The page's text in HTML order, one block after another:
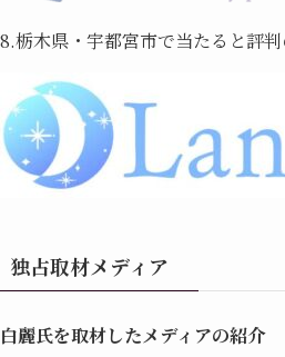
8.栃木県・宇都宮市で当たると評
独占取材メディア
白麗氏を取材したメディアの紹介